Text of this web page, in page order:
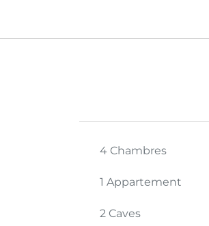
4 Chambres
1 Appartement
2 Caves